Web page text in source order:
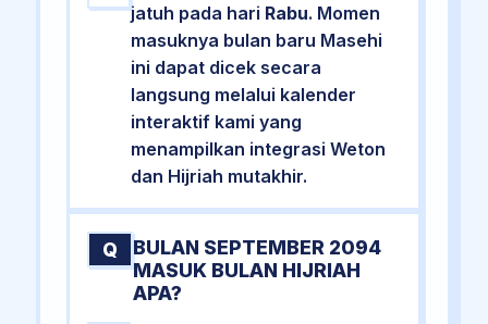
jatuh pada hari Rabu. Momen
masuknya bulan baru Masehi
ini dapat dicek secara
langsung melalui kalender
interaktif kami yang
menampilkan integrasi Weton
dan Hijriah mutakhir.
Q
BULAN SEPTEMBER 2094
MASUK BULAN HIJRIAH
APA?